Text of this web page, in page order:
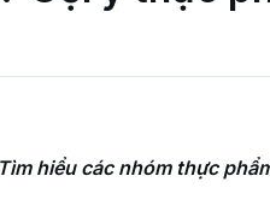
hiểu các nhóm thực